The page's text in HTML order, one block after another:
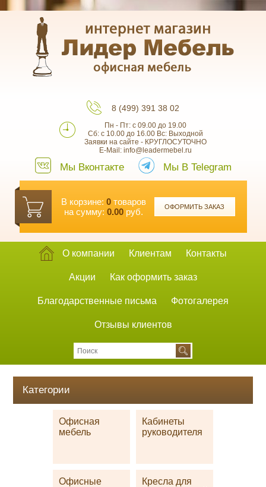
8 (499) 391 38 02
Пн - Пт: с 09.00 до 19.00
Сб: с 10.00 до 16.00 Вс: Выходной
Заявки на сайте - КРУГЛОСУТОЧНО
E-Mail: info@leadermebel.ru
Мы Вконтакте Мы В Telegram
В корзине: 0товаров
на сумму: 0.00 руб. ОФОРМИТЬ ЗАКАЗ
О компании Клиентам Контакты
Акции Как оформить заказ
Благодарственные письма Фотогалерея
Отзывы клиентов
Категории
Офисная
мебель
Кабинеты
руководителя
Офисные
Кресла для